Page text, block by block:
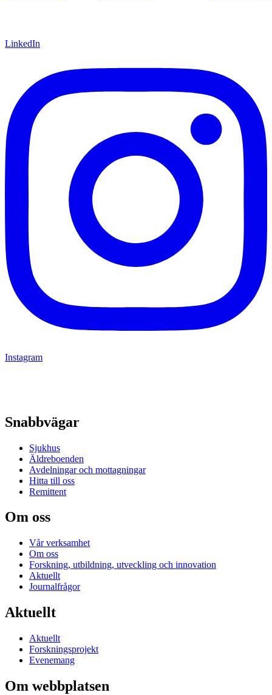
LinkedIn
Instagram
Snabbvägar
Sjukhus
Äldreboenden
Avdelningar och mottagningar
Hitta till oss
Remittent
Om oss
Vår verksamhet
Om oss
Forskning, utbildning, utveckling och innovation
Aktuellt
Journalfrågor
Aktuellt
Aktuellt
Forskningsprojekt
Evenemang
Om webbplatsen